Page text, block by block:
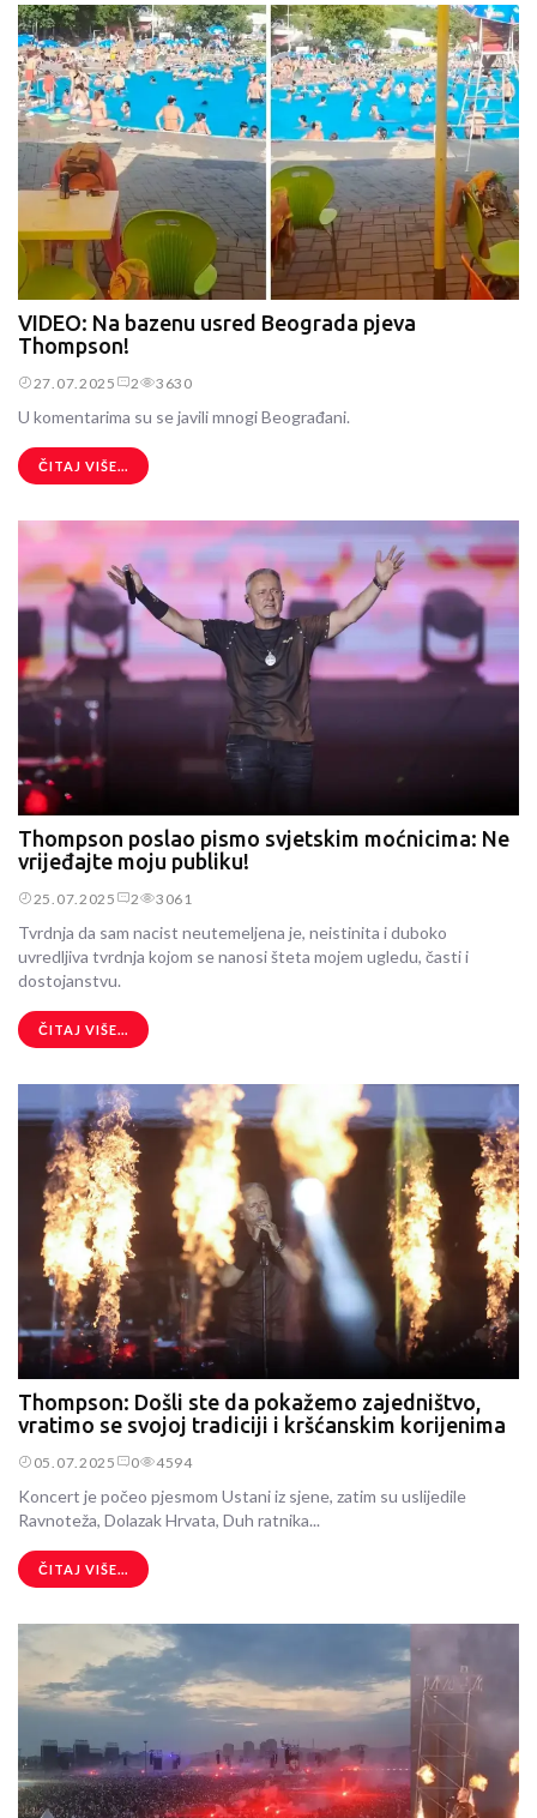
VIDEO: Na bazenu usred Beograda pjeva
Thompson!
27.07.2025 2 3630
U komentarima su se javili mnogi Beograđani.
ČITAJ VIŠE...
Thompson poslao pismo svjetskim moćnicima: Ne
vrijeđajte moju publiku!
25.07.2025 2 3061
Tvrdnja da sam nacist neutemeljena je, neistinita i duboko
uvredljiva tvrdnja kojom se nanosi šteta mojem ugledu, časti i
dostojanstvu.
ČITAJ VIŠE...
Thompson: Došli ste da pokažemo zajedništvo,
vratimo se svojoj tradiciji i kršćanskim korijenima
05.07.2025 0 4594
Koncert je počeo pjesmom Ustani iz sjene, zatim su uslijedile
Ravnoteža, Dolazak Hrvata, Duh ratnika...
ČITAJ VIŠE...